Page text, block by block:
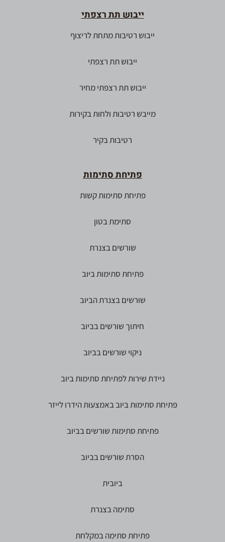
ייבוש תת רצפתי
ייבוש רטיבות מתחת לריצוף
ייבוש תת רצפתי
ייבוש תת רצפתי מחיר
מייבש רטיבות ולחות בקירות
רטיבות בקיר
פתיחת סתימות
פתיחת סתימות קשות
סתימת בטון
שורשים בצנרת
פתיחת סתימות ביוב
שורשים בצנרת הביוב
חיתוך שורשים בביוב
ניקוי שורשים בביוב
ניידת שירות לפתיחת סתימות ביוב
פתיחת סתימות ביוב באמצעות הידרו לייזר
פתיחת סתימות שורשים בביוב
הסרת שורשים בביוב
ביובית
סתימה בצנרת
פתיחת סתימה במקלחת